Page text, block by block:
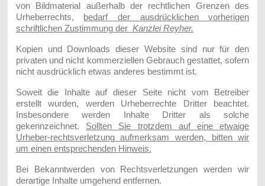
von Bildmaterial außerhalb der rechtlichen Grenzen des
Urheberrechts, bedarf der ausdrücklichen vorherigen
schriftlichen Zustimmung der Kanzlei Reyher.
Kopien und Downloads dieser Website sind nur für den
privaten und nicht kommerziellen Gebrauch gestattet, sofern
nicht ausdrücklich etwas anderes bestimmt ist.
Soweit die Inhalte auf dieser Seite nicht vom Betreiber
erstellt wurden, werden Urheberrechte Dritter beachtet.
Insbesondere werden Inhalte Dritter als solche
gekennzeichnet. Sollten Sie trotzdem auf eine etwaige
Urheber-rechtsverletzung aufmerksam werden, bitten wir
um einen entsprechenden Hinweis.
Bei Bekanntwerden von Rechtsverletzungen werden wir
derartige Inhalte umgehend entfernen.